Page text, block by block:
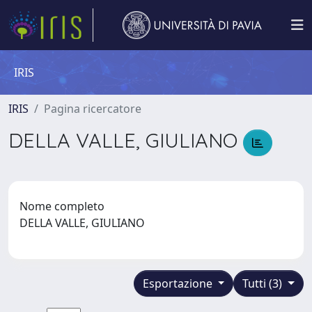
IRIS
IRIS Pagina ricercatore
DELLA VALLE, GIULIANO
Nome completo
DELLA VALLE, GIULIANO
Tutti (3)
Esportazione